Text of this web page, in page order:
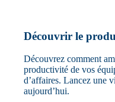
Découvrir le
Découvrez comment
productivité de vos
d’affaires. Lancez une
aujourd’hui.